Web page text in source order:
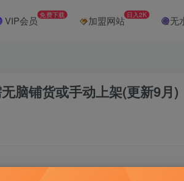
VIP会员 免费下载 加盟网站 日入2K 无
脑铺货或手动上架(更新9月)
货，截流预判选品核心玩法，无需无脑铺货或